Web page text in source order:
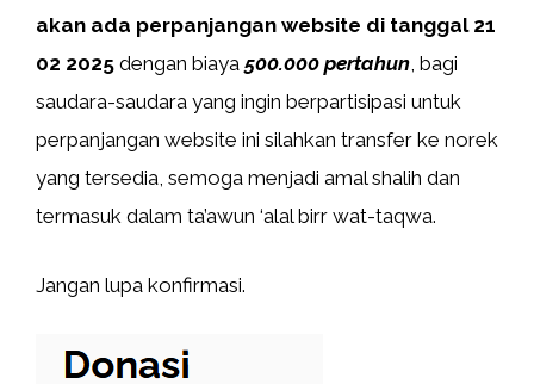
akan ada perpanjangan website di tanggal 21
02 2025 dengan biaya 500.000 pertahun, bagi
saudara-saudara yang ingin berpartisipasi untuk
perpanjangan website ini silahkan transfer ke norek
yang tersedia, semoga menjadi amal shalih dan
termasuk dalam ta’awun ‘alal birr wat-taqwa.
Jangan lupa konfirmasi.